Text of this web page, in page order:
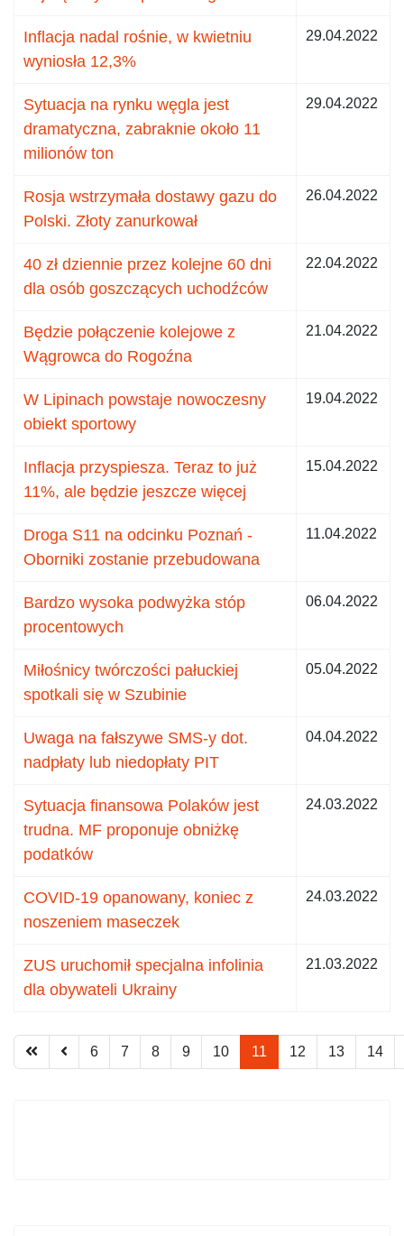
Inflacja nadal rośnie, w kwietniu
wyniosła 12,3%
29.04.2022
Sytuacja na rynku węgla jest
dramatyczna, zabraknie około 11
milionów ton
29.04.2022
Rosja wstrzymała dostawy gazu do
Polski. Złoty zanurkował
26.04.2022
40 zł dziennie przez kolejne 60 dni
dla osób goszczących uchodźców
22.04.2022
Będzie połączenie kolejowe z
Wągrowca do Rogoźna
21.04.2022
W Lipinach powstaje nowoczesny
obiekt sportowy
19.04.2022
Inflacja przyspiesza. Teraz to już
11%, ale będzie jeszcze więcej
15.04.2022
Droga S11 na odcinku Poznań -
Oborniki zostanie przebudowana
11.04.2022
Bardzo wysoka podwyżka stóp
procentowych
06.04.2022
Miłośnicy twórczości pałuckiej
spotkali się w Szubinie
05.04.2022
Uwaga na fałszywe SMS-y dot.
nadpłaty lub niedopłaty PIT
04.04.2022
Sytuacja finansowa Polaków jest
trudna. MF proponuje obniżkę
podatków
24.03.2022
COVID-19 opanowany, koniec z
noszeniem maseczek
24.03.2022
ZUS uruchomił specjalna infolinia
dla obywateli Ukrainy
21.03.2022
6 7 8 9 10 11 12 13 14